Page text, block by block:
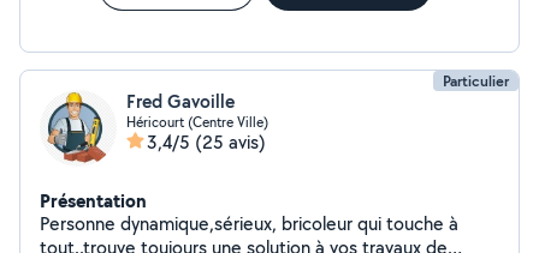
Particulier
Fred Gavoille
Héricourt (Centre Ville)
3,4/5 (25 avis)
Présentation
Personne dynamique,sérieux, bricoleur qui touche à
tout..trouve toujours une solution à vos travaux de